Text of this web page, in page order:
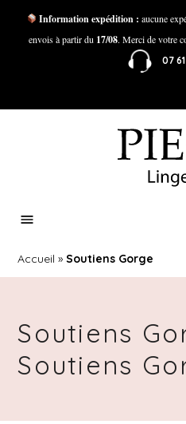
Information expédition : aucune
envois à partir du 17/08. Merci de votre
07
Accueil »Soutiens Gorge
Soutiens
Soutiens